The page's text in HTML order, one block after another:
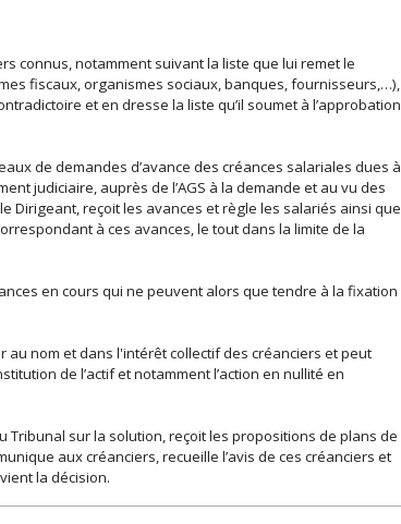
connus, notamment suivant la liste que lui remet le
fiscaux, organismes sociaux, banques, fournisseurs,…),
et en dresse la liste qu’il soumet à l’approbation
de demandes d’avance des créances salariales dues à
judiciaire, auprès de l’AGS à la demande et au vu des
Dirigeant, reçoit les avances et règle les salariés ainsi que
à ces avances, le tout dans la limite de la
en cours qui ne peuvent alors que tendre à la fixation
au nom et dans l'intérêt collectif des créanciers et peut
de l’actif et notamment l’action en nullité en
Tribunal sur la solution, reçoit les propositions de plans de
aux créanciers, recueille l’avis de ces créanciers et
la décision.